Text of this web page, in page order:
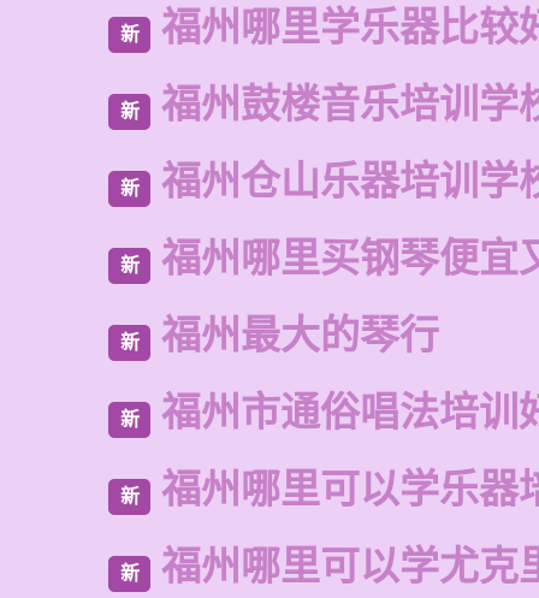
新 福州哪里学乐器比较
新 福州鼓楼音乐培训学
新 福州仓山乐器培训学
新 福州哪里买钢琴便宜
新 福州最大的琴行
新 福州市通俗唱法培训
新 福州哪里可以学乐器
新 福州哪里可以学尤克